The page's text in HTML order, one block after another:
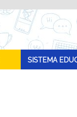
SISTEMA